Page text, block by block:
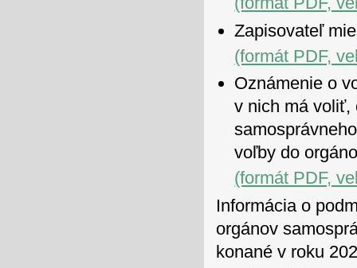
Zapisovateľ
(formát PDF,
Oznámenie o
v nich má voliť,
voľby do
(formát PDF,
Informácia o
orgánov
konané v roku